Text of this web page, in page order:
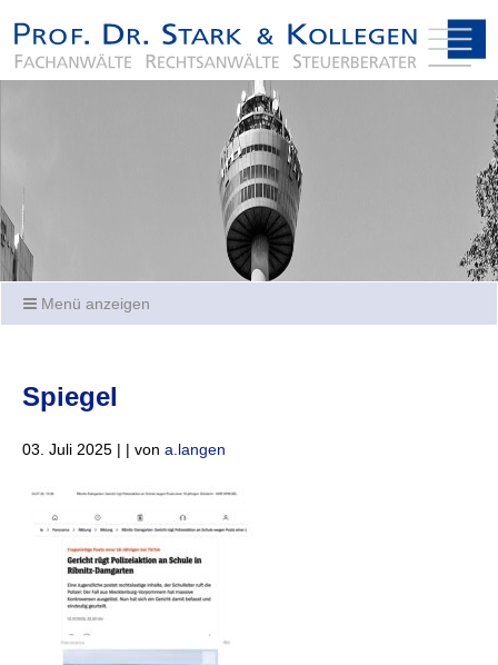
Menü anzeigen
Spiegel
03. Juli 2025 | | von a.langen